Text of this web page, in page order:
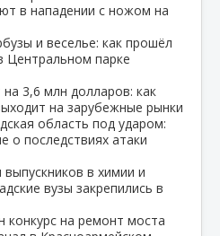
в нападении с ножом на
и веселье: как прошёл
Центральном парке
на 3,6 млн долларов: как
на зарубежные рынки
область под ударом:
о последствиях атаки
в химии и
вузы закрепились в
конкурс на ремонт моста